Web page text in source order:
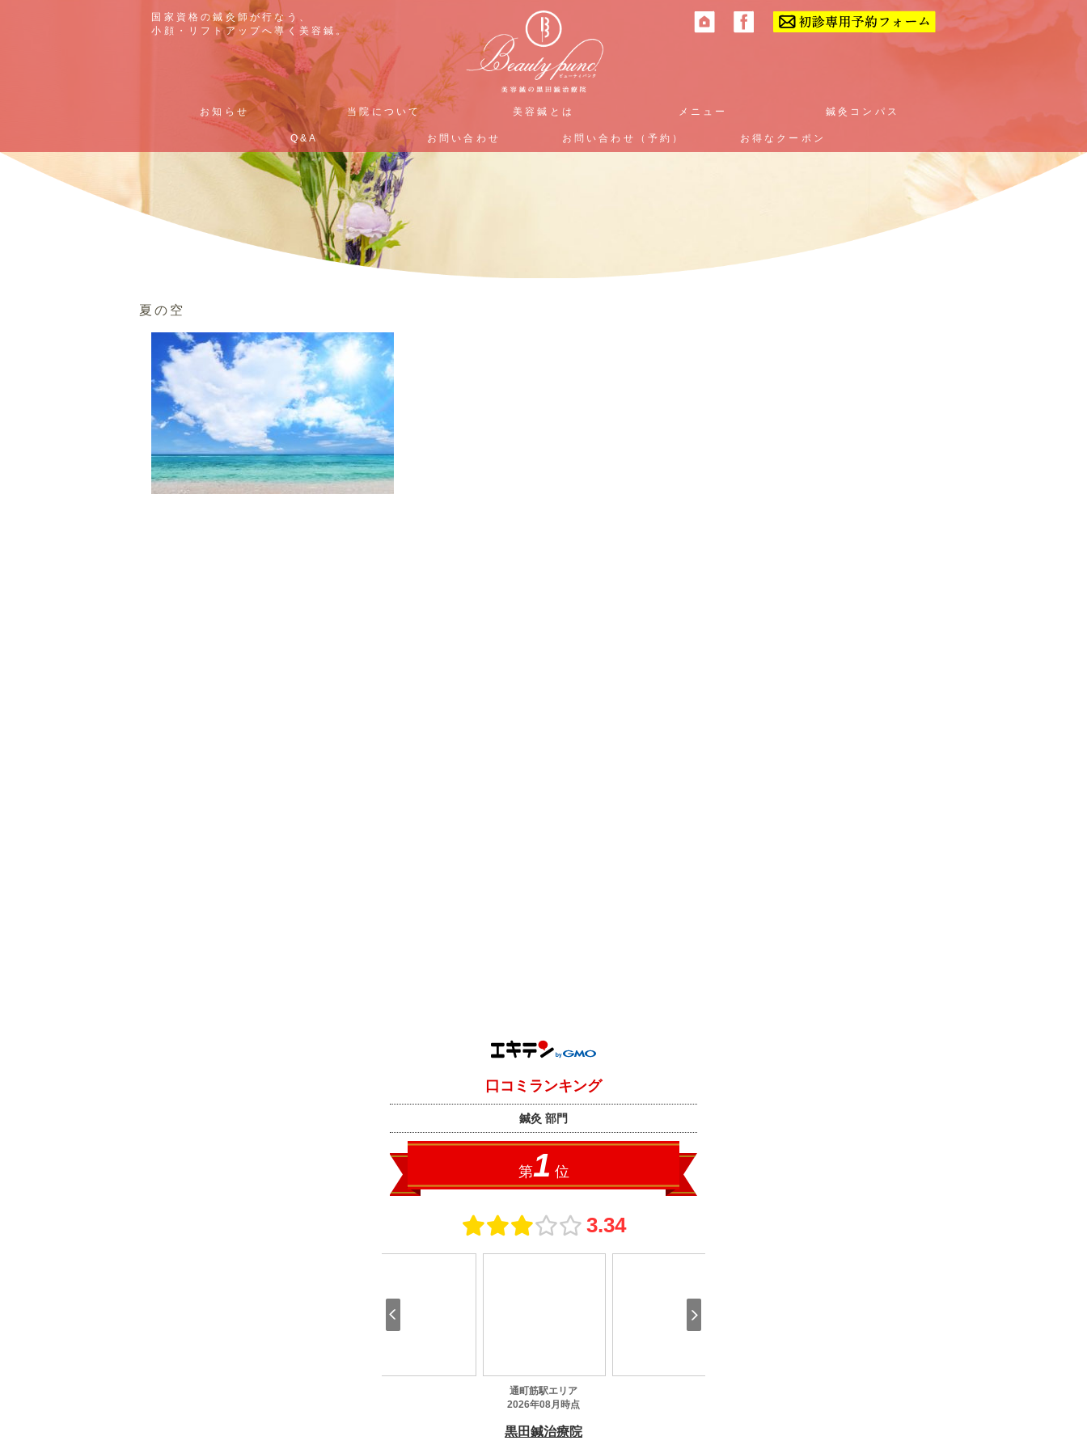
国家資格の鍼灸師が行なう、
小顔・リフトアップへ導く美容鍼。
お知らせ 当院について 美容鍼とは メニュー 鍼灸コンパス
Q&A お問い合わせ お問い合わせ（予約） お得なクーポン
国家資格の鍼灸師が行なう、
小顔・リフトアップへ導く美容鍼。
お知らせ 当院について 美容鍼とは メニュー 鍼灸コンパス
Q&A お問い合わせ お問い合わせ（予約） お得なクーポン
夏の空